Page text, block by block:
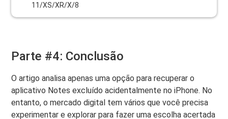
11/XS/XR/X/8
Parte #4: Conclusão
O artigo analisa apenas uma opção para recuperar o
aplicativo Notes excluído acidentalmente no iPhone. No
entanto, o mercado digital tem vários que você precisa
experimentar e explorar para fazer uma escolha acertada